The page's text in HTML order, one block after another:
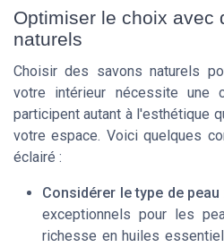
Optimiser le choix avec
naturels
Choisir des savons naturels
votre intérieur nécessite une
participent autant à l'esthétique
votre espace. Voici quelques
éclairé :
Considérer le type de peau
exceptionnels pour les
richesse en huiles